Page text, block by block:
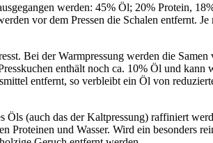
werden: 45% Öl; 20% Protein,
vor dem Pressen die Schalen entfernt.
Bei der Warmpressung werden die
enthält noch ca. 10% Öl und
entfernt, so verbleibt ein Öl von
Öls (auch das der Kaltpressung) raffiniert
und Wasser. Wird ein besonders